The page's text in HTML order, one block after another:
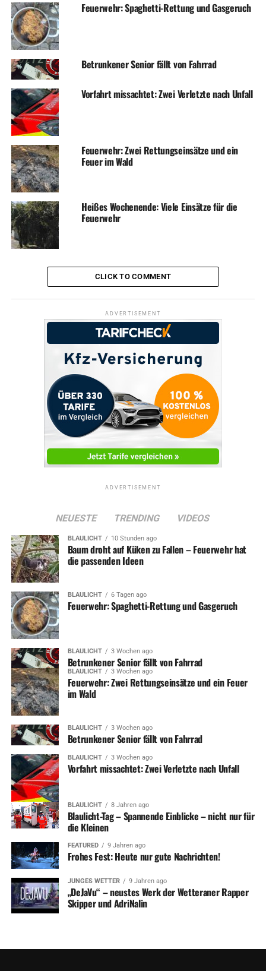
Feuerwehr: Spaghetti-Rettung und Gasgeruch
Betrunkener Senior fällt von Fahrrad
Vorfahrt missachtet: Zwei Verletzte nach Unfall
Feuerwehr: Zwei Rettungseinsätze und ein
Feuer im Wald
Heißes Wochenende: Viele Einsätze für die
Feuerwehr
CLICK TO COMMENT
ADVERTISEMENT
ADVERTISEMENT
NEUESTE TRENDING VIDEOS
BLAULICHT 10 Stunden ago
Baum droht auf Küken zu Fallen – Feuerwehr hat
die passenden Ideen
BLAULICHT 6 Tagen ago
Feuerwehr: Spaghetti-Rettung und Gasgeruch
BLAULICHT 3 Wochen ago
Betrunkener Senior fällt von Fahrrad
BLAULICHT 3 Wochen ago
Feuerwehr: Zwei Rettungseinsätze und ein Feuer
im Wald
BLAULICHT 3 Wochen ago
Betrunkener Senior fällt von Fahrrad
BLAULICHT 3 Wochen ago
Vorfahrt missachtet: Zwei Verletzte nach Unfall
BLAULICHT 8 Jahren ago
Blaulicht-Tag – Spannende Einblicke – nicht nur für
die Kleinen
FEATURED 9 Jahren ago
Frohes Fest: Heute nur gute Nachrichten!
JUNGES WETTER 9 Jahren ago
„DeJaVu“ – neustes Werk der Wetteraner Rapper
Skipper und AdriNalin